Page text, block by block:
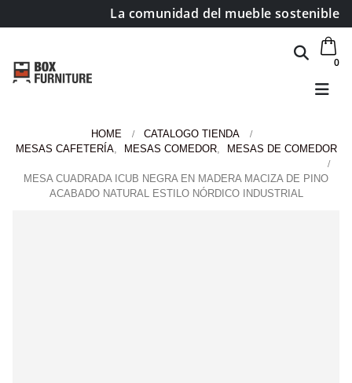
La comunidad del mueble sostenible
0
HOME
CATALOGO TIENDA
MESAS CAFETERÍA, MESAS COMEDOR, MESAS DE COMEDOR
MESA CUADRADA ICUB NEGRA EN MADERA MACIZA DE PINO
ACABADO NATURAL ESTILO NÓRDICO INDUSTRIAL